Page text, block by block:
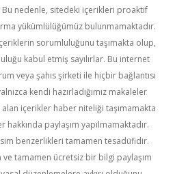
nedenle, sitedeki içerikleri proaktif
yükümlülüğümüz bulunmamaktadır.
sorumluluğunu taşımakta olup,
kabul etmiş sayılırlar. Bu internet
veya şahıs şirketi ile hiçbir bağlantısı
kendi hazırladığımız makaleler
içerikler haber niteliği taşımamakta
paylaşım yapılmamaktadır.
benzerlikleri tamamen tesadüfidir.
ve tamamen ücretsiz bir bilgi paylaşım